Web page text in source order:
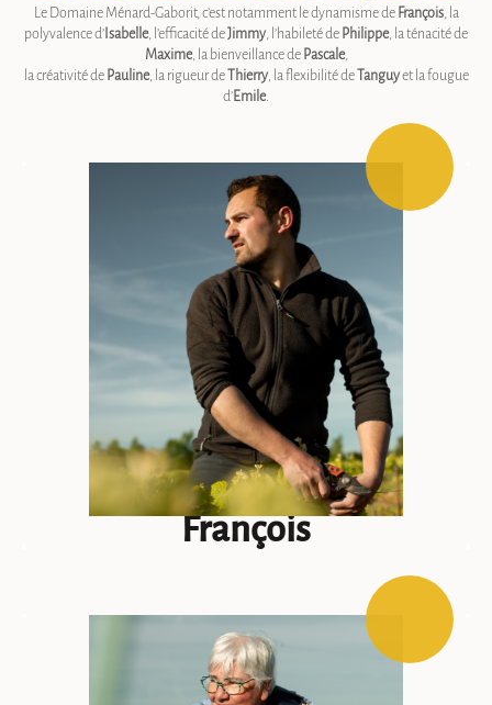
Le Domaine Ménard-Gaborit, c’est notamment le dynamisme de François, la
polyvalence d’ Isabelle, l’efficacité deJimmy , l’habileté de Philippe, la ténacité de
Maxime, la bienveillance de Pascale,
la créativité de Pauline, la rigueur deThierry, la flexibilité deTanguyet la fougue
d’Emile.